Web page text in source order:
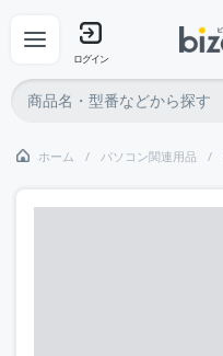
ログイン
ホーム パソコン関連用品